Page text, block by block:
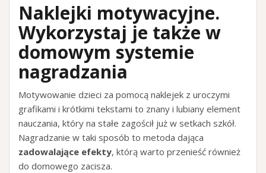
Naklejki motywacyjne.
Wykorzystaj je także w
domowym systemie
nagradzania
Motywowanie dzieci za pomocą naklejek z uroczymi
grafikami i krótkimi tekstami to znany i lubiany element
nauczania, który na stałe zagościł już w setkach szkół.
Nagradzanie w taki sposób to metoda dająca
zadowalające efekty, którą warto przenieść również
do domowego zacisza.